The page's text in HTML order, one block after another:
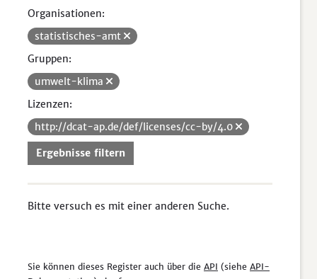
Organisationen:
statistisches-amt
Gruppen:
umwelt-klima
Lizenzen:
http://dcat-ap.de/def/licenses/cc-by/4.0
Ergebnisse filtern
Bitte versuch es mit einer anderen Suche.
Sie können dieses Register auch über die API (siehe API-